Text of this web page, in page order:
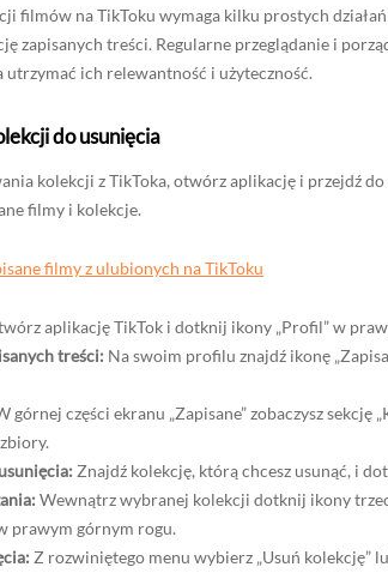
filmów na TikToku wymaga kilku prostych
zapisanych treści. Regularne przeglądanie i
utrzymać ich relewantność i użyteczność.
do usunięcia
kolekcji z TikToka, otwórz aplikację i przejdź do
filmy i kolekcje.
filmy z ulubionych na TikToku
aplikację TikTok i dotknij ikony „Profil” w
treści: Na swoim profilu znajdź ikonę
górnej części ekranu „Zapisane” zobaczysz sekcję
Znajdź kolekcję, którą chcesz usunąć, i
Wewnątrz wybranej kolekcji dotknij ikony
prawym górnym rogu.
Z rozwiniętego menu wybierz „Usuń kolekcję”